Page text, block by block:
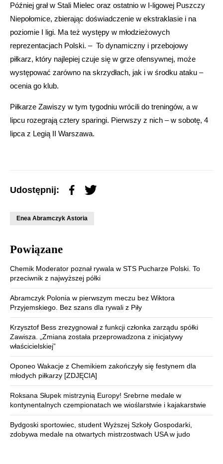
Później grał w Stali Mielec oraz ostatnio w I-ligowej Puszczy
Niepołomice, zbierając doświadczenie w ekstraklasie i na
poziomie I ligi. Ma też występy w młodzieżowych
reprezentacjach Polski. – To dynamiczny i przebojowy
piłkarz, który najlepiej czuje się w grze ofensywnej, może
występować zarówno na skrzydłach, jak i w środku ataku –
ocenia go klub.
Piłkarze Zawiszy w tym tygodniu wrócili do treningów, a w
lipcu rozegrają cztery sparingi. Pierwszy z nich – w sobotę, 4
lipca z Legią II Warszawa.
Udostępnij:
Enea Abramczyk Astoria
Powiązane
Chemik Moderator poznał rywala w STS Pucharze Polski. To
przeciwnik z najwyższej półki
Abramczyk Polonia w pierwszym meczu bez Wiktora
Przyjemskiego. Bez szans dla rywali z Piły
Krzysztof Bess zrezygnował z funkcji członka zarządu spółki
Zawisza. „Zmiana została przeprowadzona z inicjatywy
właścicielskiej”
Oponeo Wakacje z Chemikiem zakończyły się festynem dla
młodych piłkarzy [ZDJĘCIA]
Roksana Słupek mistrzynią Europy! Srebrne medale w
kontynentalnych czempionatach we wioślarstwie i kajakarstwie
Bydgoski sportowiec, student Wyższej Szkoły Gospodarki,
zdobywa medale na otwartych mistrzostwach USA w judo